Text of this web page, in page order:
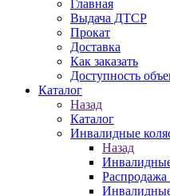
Главная
Выдача ДТСР
Прокат
Доставка
Как заказать
Доступность
Каталог
Назад
Каталог
Инвалидные
Назад